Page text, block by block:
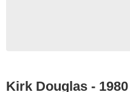
Kirk Douglas - 1980